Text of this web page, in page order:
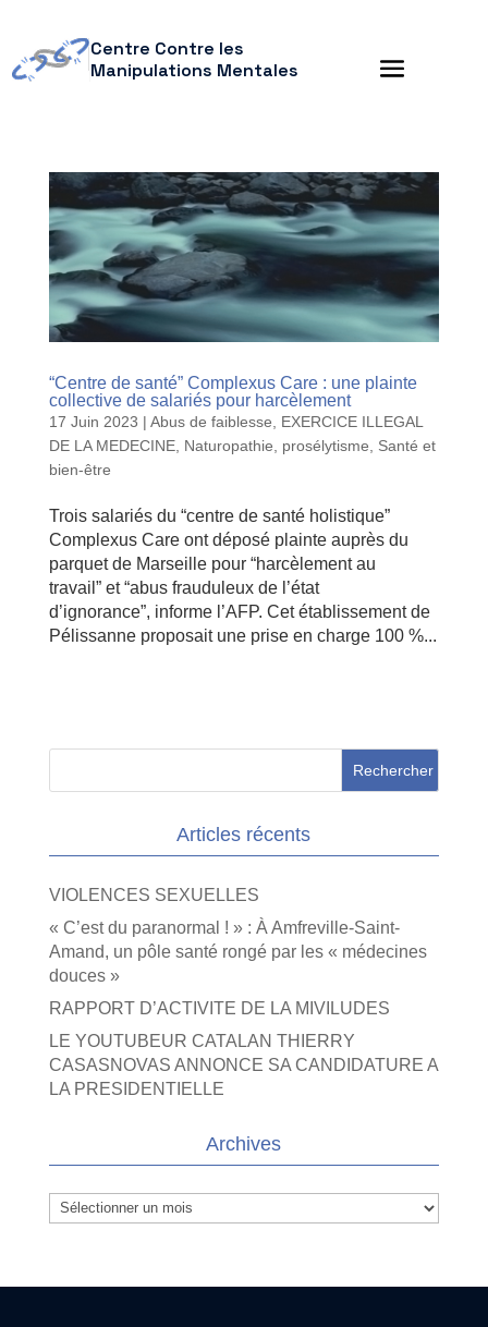
Centre Contre les
Manipulations Mentales
“Centre de santé” Complexus Care : une plainte
collective de salariés pour harcèlement
17 Juin 2023 | Abus de faiblesse
EXERCICE ILLEGAL
DE LA MEDECINE, Naturopathie prosélytisme
Santé et
bien-être
Trois salariés du “centre de santé holistique”
Complexus Care ont déposé plainte auprès du
parquet de Marseille pour “harcèlement au
travail” et “abus frauduleux de l’état
d’ignorance”, informe l’AFP. Cet établissement de
Pélissanne proposait une prise en charge 100 %...
Articles récents
VIOLENCES SEXUELLES
« C’est du paranormal ! » : À Amfreville-Saint-
Amand, un pôle santé rongé par les « médecines
douces »
RAPPORT D’ACTIVITE DE LA MIVILUDES
LE YOUTUBEUR CATALAN THIERRY
CASASNOVAS ANNONCE SA CANDIDATURE A
LA PRESIDENTIELLE
Archives
Archives